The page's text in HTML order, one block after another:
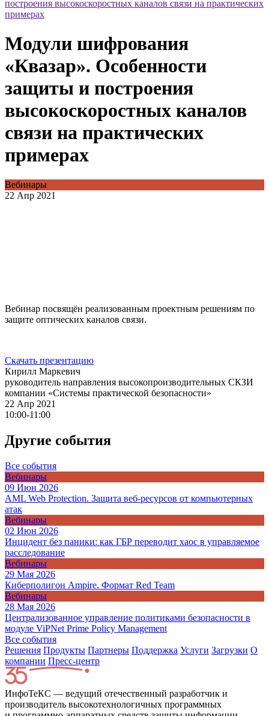
построения высокоскоростных каналов связи на практических
примерах
Модули шифрования
«Квазар». Особенности
защиты и построения
высокоскоростных каналов
связи на практических
примерах
Вебинары
22 Апр 2021
Вебинар посвящён реализованным проектным решениям по
защите оптических каналов связи.
Скачать презентацию
Кирилл Маркевич
руководитель направления высокопроизводительных СКЗИ
компании «Системы практической безопасности»
22 Апр 2021
10:00-11:00
Другие события
Все события
Вебинары
09 Июн 2026
AML Web Protection. Защита веб-ресурсов от компьютерных
атак
Вебинары
02 Июн 2026
Инцидент без паники: как ГБР переводит хаос в управляемое
расследование
Вебинары
29 Мая 2026
Киберполигон Ampire. Формат Red Team
Вебинары
28 Мая 2026
Централизованное управление политиками безопасности в
модуле ViPNet Prime Policy Management
Все события
Решения Продукты Партнeры Поддержка Услуги Загрузки О
компании Пресс-центр
ИнфоТеКС — ведущий отечественный разработчик и
производитель высокотехнологичных программных